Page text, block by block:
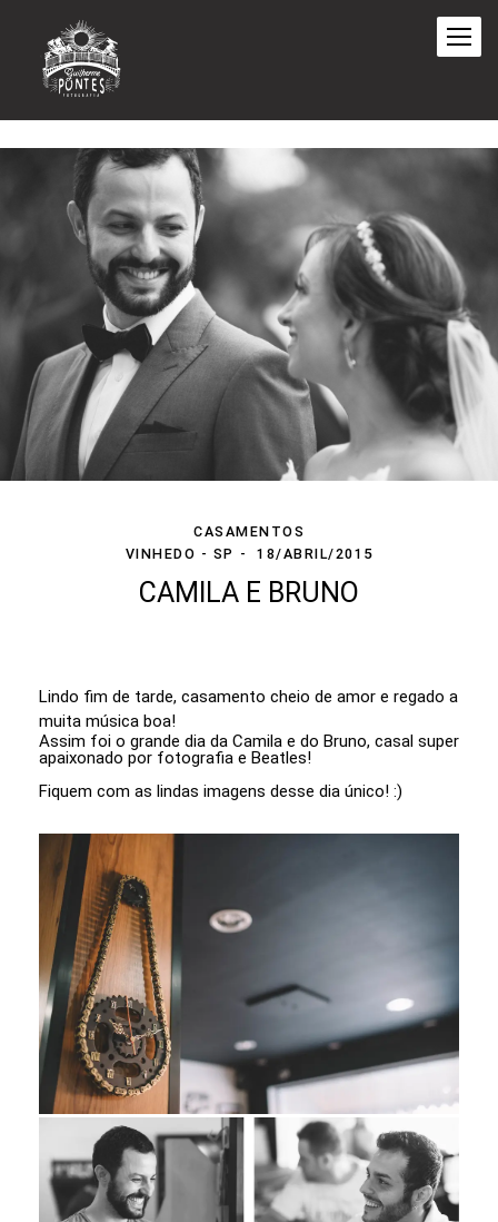
CASAMENTOS
VINHEDO - SP
18/ABRIL/2015
CAMILA E BRUNO
Lindo fim de tarde, casamento cheio de amor e regado a
muita música boa!
Assim foi o grande dia da Camila e do Bruno, casal super
apaixonado por fotografia e Beatles!
Fiquem com as lindas imagens desse dia único! :)